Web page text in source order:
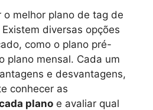
o melhor plano de tag de
diversas opções
como o plano pré-
plano mensal. Cada um
e desvantagens,
conhecer as
plano e avaliar qual